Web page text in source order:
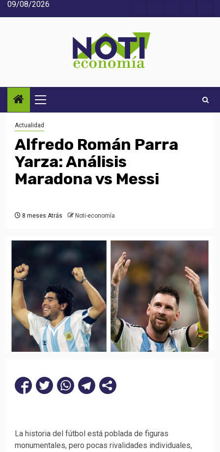
Saltar
al
09/08/2026
Noti-
economía
Menú
principal
Actualidad
Alfredo Román Parra
Yarza: Análisis
Maradona vs Messi
8 meses Atrás Noti-economía
La historia del fútbol está poblada de figuras
monumentales, pero pocas rivalidades individuales,